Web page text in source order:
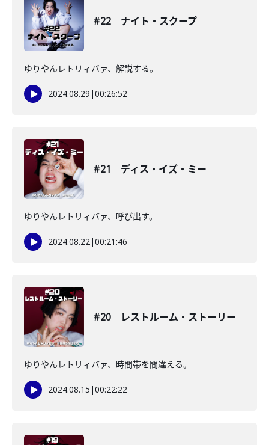
#22 ナイト・スクープ
ゆりやんレトリィバァ、解説する。
2024.08.29 |00:26:52
#21 ディス・イズ・ミー
ゆりやんレトリィバァ、呼び出す。
2024.08.22|00:21:46
#20 レストルーム・ストーリー
ゆりやんレトリィバァ、時間帯を間違える。
2024.08.15 |00:22:22